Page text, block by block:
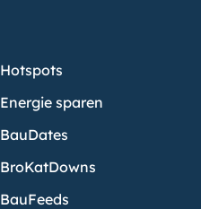
Hotspots
Energie sparen
BauDates
BroKatDowns
BauFeeds